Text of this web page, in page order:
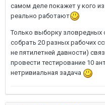
самом деле покажет у кого
реально работают
Только выборку зловредных
собрать 20 разных рабочих
не пятилетней давности)
провести тестирование 10
нетривиальная задача